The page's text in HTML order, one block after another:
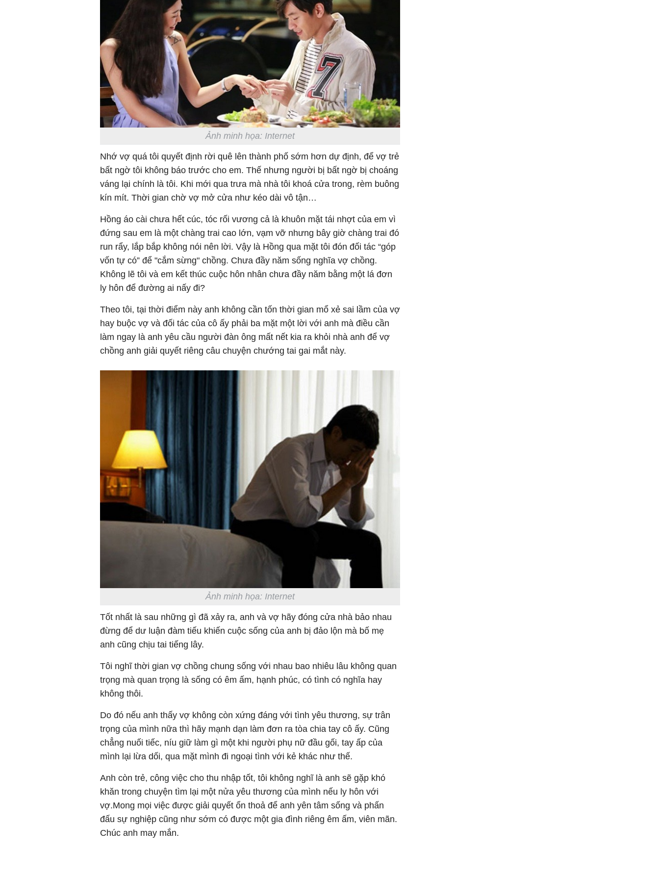
Ảnh minh họa: Internet
Nhớ vợ quá tôi quyết định rời quê lên thành phố sớm hơn dự định, để vợ trẻ
bất ngờ tôi không báo trước cho em. Thế nhưng người bị bất ngờ bị choáng
váng lại chính là tôi. Khi mới qua trưa mà nhà tôi khoá cửa trong, rèm buông
kín mít. Thời gian chờ vợ mở cửa như kéo dài vô tận…
Hồng áo cài chưa hết cúc, tóc rối vương cả là khuôn mặt tái nhợt của em vì
đứng sau em là một chàng trai cao lớn, vạm vỡ nhưng bây giờ chàng trai đó
run rẩy, lắp bắp không nói nên lời. Vậy là Hồng qua mặt tôi đón đối tác “góp
vốn tự có” để "cắm sừng" chồng. Chưa đầy năm sống nghĩa vợ chồng.
Không lẽ tôi và em kết thúc cuộc hôn nhân chưa đầy năm bằng một lá đơn
ly hôn để đường ai nấy đi?
Theo tôi, tại thời điểm này anh không cần tốn thời gian mổ xẻ sai lầm của vợ
hay buộc vợ và đối tác của cô ấy phải ba mặt một lời với anh mà điều cần
làm ngay là anh yêu cầu người đàn ông mất nết kia ra khỏi nhà anh để vợ
chồng anh giải quyết riêng câu chuyện chướng tai gai mắt này.
Ảnh minh họa: Internet
Tốt nhất là sau những gì đã xảy ra, anh và vợ hãy đóng cửa nhà bảo nhau
đừng để dư luận đàm tiếu khiến cuộc sống của anh bị đảo lộn mà bố mẹ
anh cũng chịu tai tiếng lây.
Tôi nghĩ thời gian vợ chồng chung sống với nhau bao nhiêu lâu không quan
trọng mà quan trọng là sống có êm ấm, hạnh phúc, có tình có nghĩa hay
không thôi.
Do đó nếu anh thấy vợ không còn xứng đáng với tình yêu thương, sự trân
trọng của mình nữa thì hãy mạnh dạn làm đơn ra tòa chia tay cô ấy. Cũng
chẳng nuối tiếc, níu giữ làm gì một khi người phụ nữ đầu gối, tay ấp của
mình lại lừa dối, qua mặt mình đi ngoại tình với kẻ khác như thế.
Anh còn trẻ, công việc cho thu nhập tốt, tôi không nghĩ là anh sẽ gặp khó
khăn trong chuyện tìm lại một nửa yêu thương của mình nếu ly hôn với
vợ.Mong mọi việc được giải quyết ổn thoả để anh yên tâm sống và phấn
đấu sự nghiệp cũng như sớm có được một gia đình riêng êm ấm, viên mãn.
Chúc anh may mắn.